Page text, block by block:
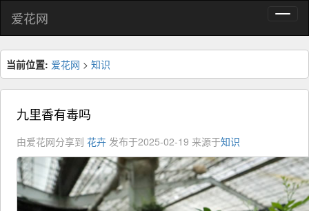
爱花网
当前位置: 爱花网 > 知识
九里香有毒吗
由爱花网分享到 花卉 发布于2025-02-19 来源于知识